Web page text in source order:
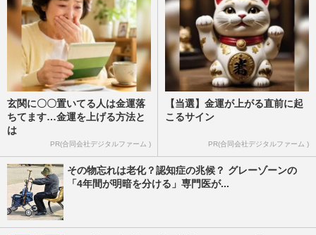
玄関に〇〇置いてる人は金運落
ちてます…金運を上げる方法と
は
PR(合同会社デジタルファーム )
【当選】金運が上がる直前に起
こるサイン
PR(合同会社デジタルファーム )
その物忘れは老化？認知症の兆候？ グレーゾーンの
「4年間が明暗を分ける」専門医が...